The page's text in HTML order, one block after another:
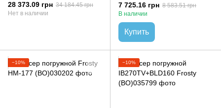
28 373.09 грн 34 184.45 грн
Нет в наличии
7 725.16 грн 8 583.51 грн
В наличии
Купить
−10% −10%